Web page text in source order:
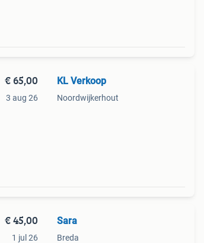
€ 65,00
3 aug 26
KL Verkoop
Noordwijkerhout
€ 45,00
1 jul 26
Sara
Breda